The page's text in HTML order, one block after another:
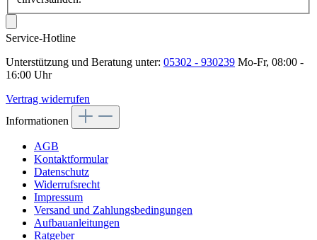
Service-Hotline
Unterstützung und Beratung unter: 05302 - 930239 Mo-Fr, 08:00 -
16:00 Uhr
Vertrag widerrufen
Informationen
AGB
Kontaktformular
Datenschutz
Widerrufsrecht
Impressum
Versand und Zahlungsbedingungen
Aufbauanleitungen
Ratgeber